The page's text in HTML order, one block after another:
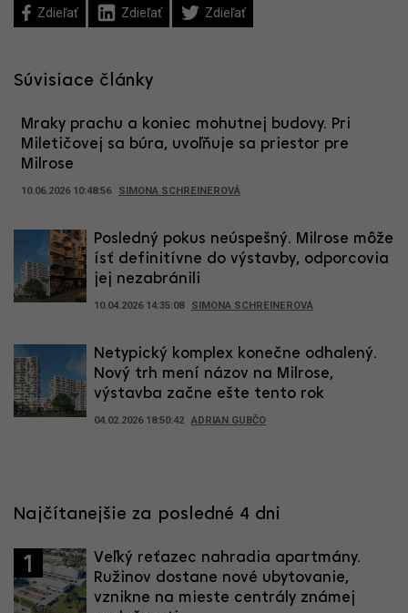
Zdieľať Zdieľať Zdieľať
Súvisiace články
Mraky prachu a koniec mohutnej budovy. Pri
Miletičovej sa búra, uvoľňuje sa priestor pre
Milrose
10.06.2026 10:48:56 SIMONA SCHREINEROVÁ
Posledný pokus neúspešný. Milrose môže
ísť definitívne do výstavby, odporcovia
jej nezabránili
10.04.2026 14:35:08 SIMONA SCHREINEROVÁ
Netypický komplex konečne odhalený.
Nový trh mení názov na Milrose,
výstavba začne ešte tento rok
04.02.2026 18:50:42 ADRIAN GUBČO
Najčítanejšie za posledné 4 dni
1
Veľký reťazec nahradia apartmány.
Ružinov dostane nové ubytovanie,
vznikne na mieste centrály známej